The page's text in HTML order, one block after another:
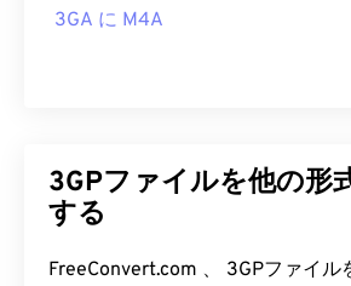
3GA に M4A
3GPファイルを他の形
する
FreeConvert.com 、 3GPファイルを次の他の形式